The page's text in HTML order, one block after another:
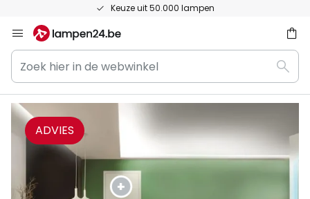
Keuze uit 50.000 lampen
naar
de
inhoud
Zoek
hier
in
de
webwinkel
ADVIES